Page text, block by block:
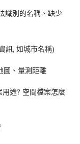
識別的名稱、缺少
訊,如城市名稱)
圖、量測距離
用途? 空間檔案怎麼